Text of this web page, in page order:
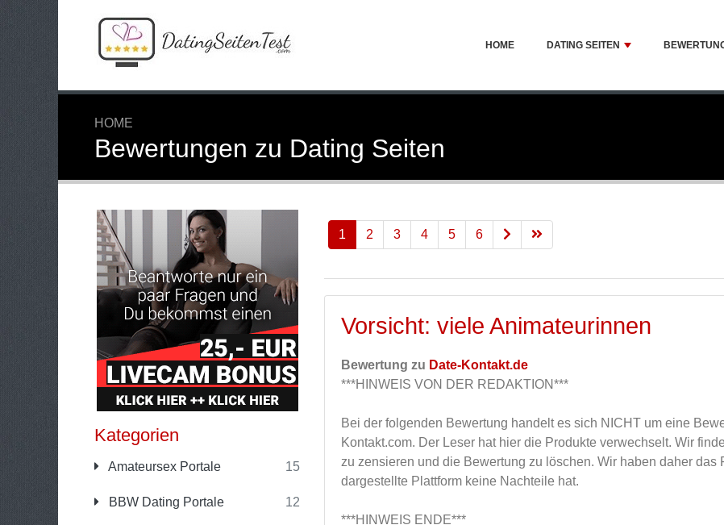
HOME DATING SEITEN
HOME
Bewertungen zu Dating Seiten
Kategorien
Amateursex Portale 15
BBW Dating Portale 12
1 2 3 4 5 6
Vorsicht: viele Animateurinnen
Bewertung zu Date-Kontakt.de
***HINWEIS VON DER REDAKTION***
Bei der folgenden Bewertung handelt es sich NICHT um eine
Kontakt.com. Der Leser hat hier die Produkte verwechselt. Wir
zu zensieren und die Bewertung zu löschen. Wir haben daher
dargestellte Plattform keine Nachteile hat.
***HINWEIS ENDE***